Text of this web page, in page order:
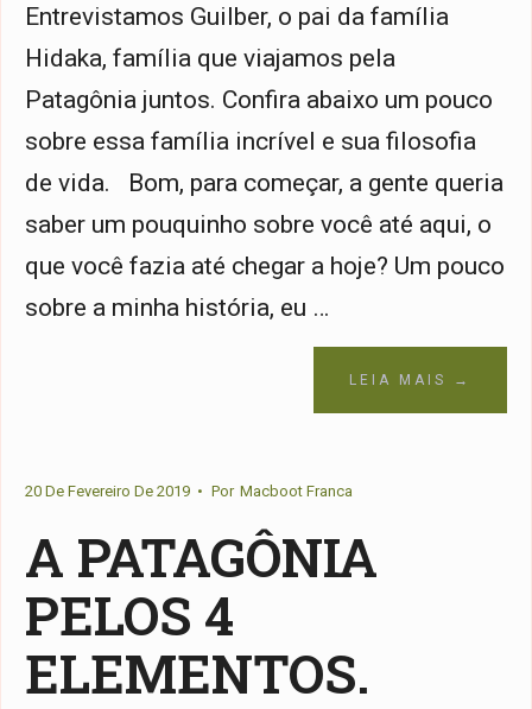
Entrevistamos Guilber, o pai da família
Hidaka, família que viajamos pela
Patagônia juntos. Confira abaixo um pouco
sobre essa família incrível e sua filosofia
de vida. Bom, para começar, a gente queria
saber um pouquinho sobre você até aqui, o
que você fazia até chegar a hoje? Um pouco
sobre a minha história, eu …
LEIA MAIS →
20 De Fevereiro De 2019 • Por Macboot Franca
A PATAGÔNIA
PELOS 4
ELEMENTOS.